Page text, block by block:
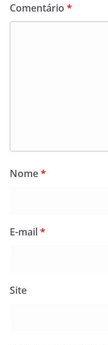
Comentário *
Nome*
E-mail*
Site